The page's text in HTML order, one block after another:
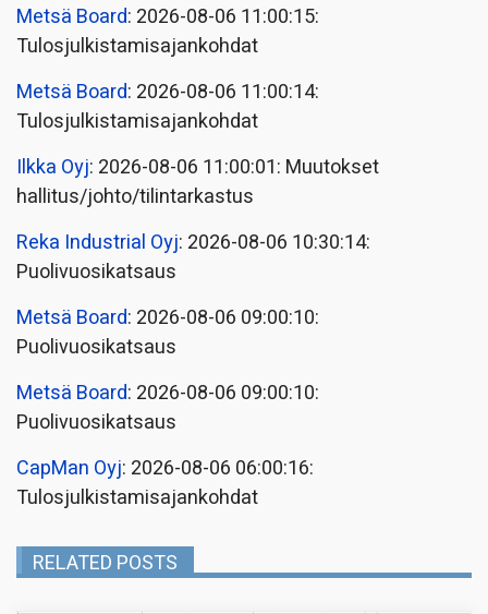
Metsä Board: 2026-08-06 11:00:15:
Tulosjulkistamisajankohdat
Metsä Board: 2026-08-06 11:00:14:
Tulosjulkistamisajankohdat
Ilkka Oyj: 2026-08-06 11:00:01: Muutokset
hallitus/johto/tilintarkastus
Reka Industrial Oyj: 2026-08-06 10:30:14:
Puolivuosikatsaus
Metsä Board: 2026-08-06 09:00:10:
Puolivuosikatsaus
Metsä Board: 2026-08-06 09:00:10:
Puolivuosikatsaus
CapMan Oyj: 2026-08-06 06:00:16:
Tulosjulkistamisajankohdat
RELATED POSTS